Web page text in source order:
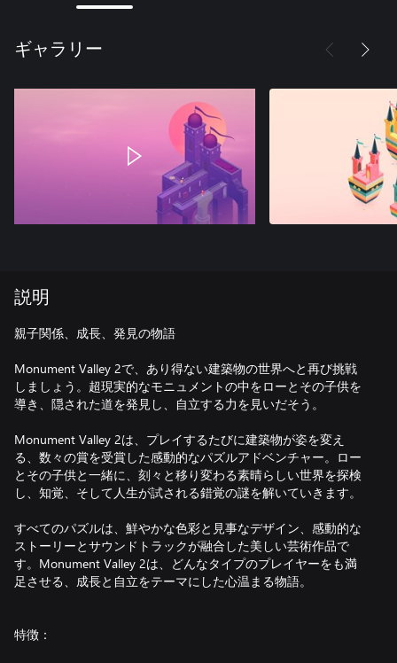
ギャラリー
説明
親子関係、成長、発見の物語
Monument Valley 2で、あり得ない建築物の世界へと再び挑戦
しましょう。超現実的なモニュメントの中をローとその子供を
導き、隠された道を発見し、自立する力を見いだそう。
Monument Valley 2は、プレイするたびに建築物が姿を変え
る、数々の賞を受賞した感動的なパズルアドベンチャー。ロー
とその子供と一緒に、刻々と移り変わる素晴らしい世界を探検
し、知覚、そして人生が試される錯覚の謎を解いていきます。
すべてのパズルは、鮮やかな色彩と見事なデザイン、感動的な
ストーリーとサウンドトラックが融合した美しい芸術作品で
す。Monument Valley 2は、どんなタイプのプレイヤーをも満
足させる、成長と自立をテーマにした心温まる物語。
特徴：